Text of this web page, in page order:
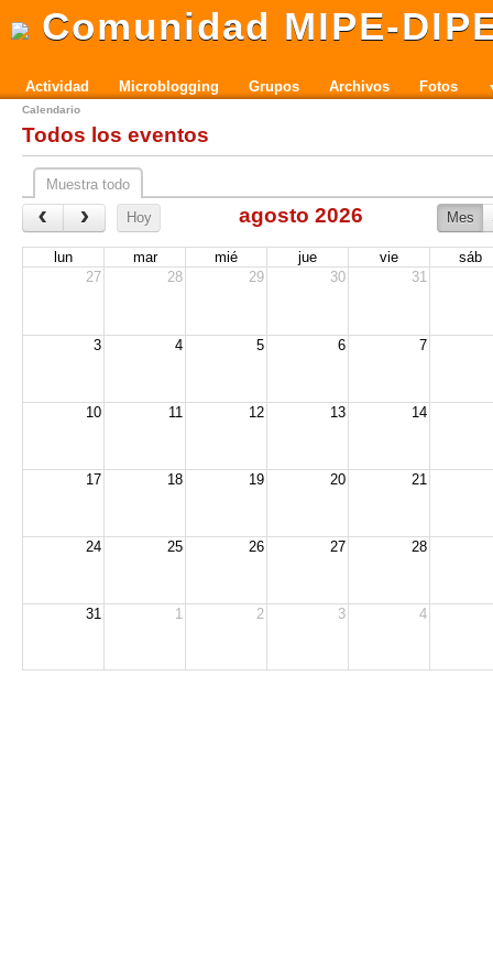
Comunidad MIPE-
Actividad Microblogging Grupos Archivos Fotos
Calendario
Todos los eventos
Muestra todo
‹ › Hoy agosto 2026 Mes
lun mar mié jue vie
sáb
27
28 29 30 31
3 4 5 6 7
10 11 12 13 14
17 18 19 20 21
24 25 26 27 28
31 1 2 3 4